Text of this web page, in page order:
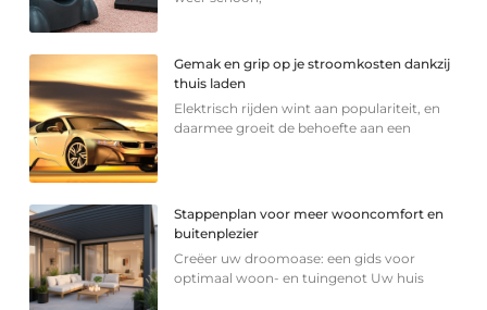
Gemak en grip op je stroomkosten dankzij
thuis laden
Elektrisch rijden wint aan populariteit, en
daarmee groeit de behoefte aan een
Stappenplan voor meer wooncomfort en
buitenplezier
Creëer uw droomoase: een gids voor
optimaal woon- en tuingenot Uw huis